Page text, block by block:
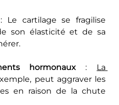
son élasticité et de sa
hormonaux : La
peut aggraver les
en raison de la chute